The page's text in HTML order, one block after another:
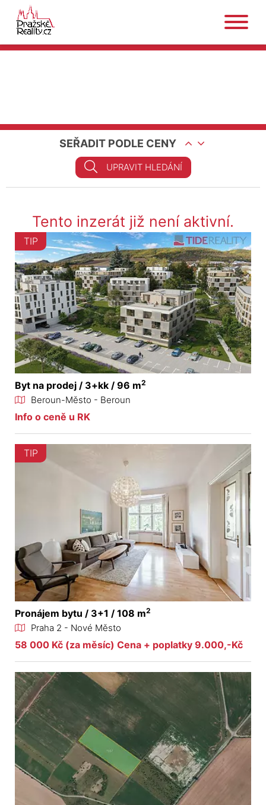
SEŘADIT PODLE CENY
UPRAVIT HLEDÁNÍ
Tento inzerát již není aktivní.
TIP
Byt na prodej / 3+kk / 96 m2
Beroun-Město - Beroun
Info o ceně u RK
TIP
Pronájem bytu / 3+1 / 108 m2
Praha 2 - Nové Město
58 000 Kč (za měsíc) Cena + poplatky 9.000,-Kč